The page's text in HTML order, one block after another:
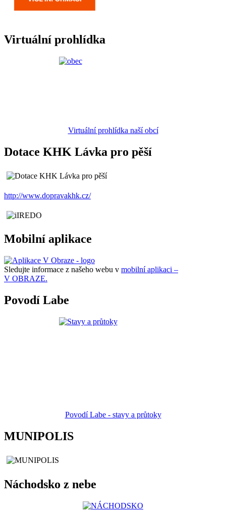
Virtuální prohlídka
Virtuální prohlídka naší obcí
Dotace KHK Lávka pro pěší
http://www.dopravakhk.cz/
Mobilní aplikace
Sledujte informace z našeho webu v mobilní aplikaci –
V OBRAZE.
Povodí Labe
Povodí Labe - stavy a průtoky
MUNIPOLIS
Náchodsko z nebe